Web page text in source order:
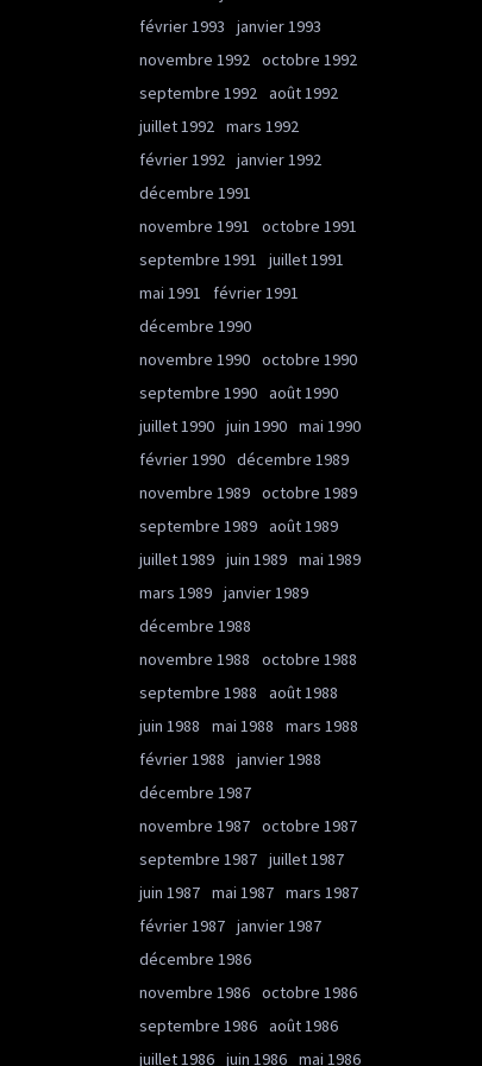
février 1993
janvier 1993
novembre 1992 octobre 1992
septembre 1992 août 1992
juillet 1992 mars 1992
février 1992 janvier 1992
décembre 1991
novembre 1991
octobre 1991
septembre 1991
juillet 1991
mai 1991
février 1991
décembre 1990
novembre 1990 octobre 1990
septembre 1990 août 1990
juillet 1990 juin 1990 mai 1990
février 1990 décembre 1989
novembre 1989 octobre 1989
septembre 1989 août 1989
juillet 1989 juin 1989 mai 1989
mars 1989 janvier 1989
décembre 1988
novembre 1988
octobre 1988
septembre 1988
août 1988
juin 1988
mai 1988
mars 1988
février 1988
janvier 1988
décembre 1987
novembre 1987 octobre 1987
septembre 1987 juillet 1987
juin 1987 mai 1987 mars 1987
février 1987 janvier 1987
décembre 1986
novembre 1986 octobre 1986
septembre 1986 août 1986
juillet 1986 juin 1986 mai 1986